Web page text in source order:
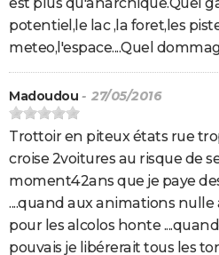
potentiel,le lac ,la foret,les
meteo,l'espace....Quel
Madoudou - 27/05/2016
Trottoir en piteux états rue
croise 2voitures au risque de
moment42ans que je paye
....quand aux animations
pour les alcolos honte ....quand
pouvais je libérerait tous les